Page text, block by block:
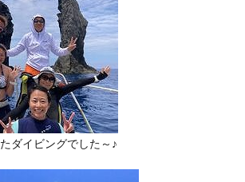
ダイビングでした～♪